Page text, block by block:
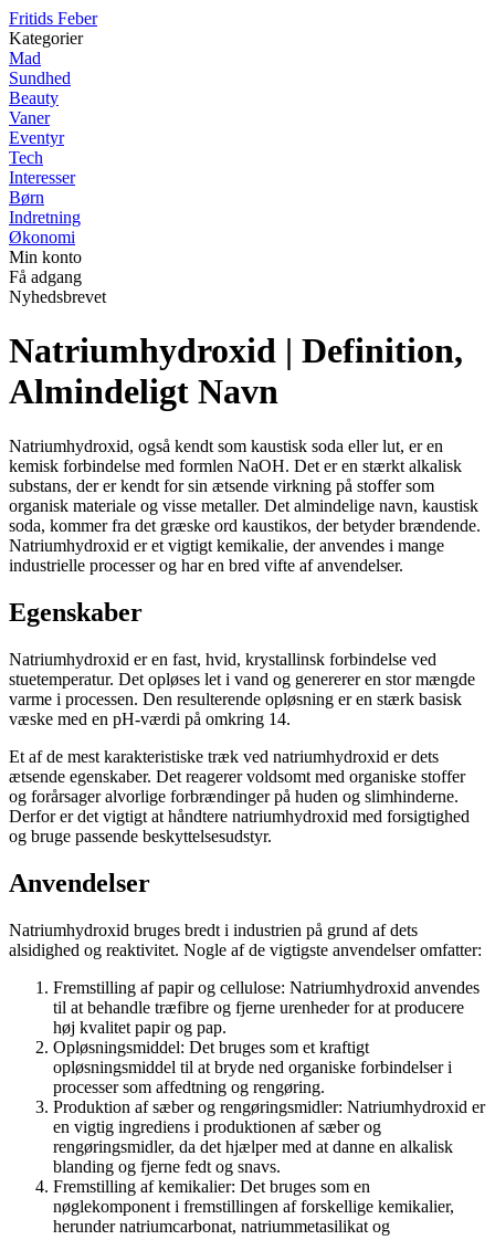
Fritids Feber
Kategorier
Mad
Sundhed
Beauty
Vaner
Eventyr
Tech
Interesser
Børn
Indretning
Økonomi
Min konto
Få adgang
Nyhedsbrevet
Natriumhydroxid | Definition,
Almindeligt Navn
Natriumhydroxid, også kendt som kaustisk soda eller lut, er en
kemisk forbindelse med formlen NaOH. Det er en stærkt alkalisk
substans, der er kendt for sin ætsende virkning på stoffer som
organisk materiale og visse metaller. Det almindelige navn, kaustisk
soda, kommer fra det græske ord kaustikos, der betyder brændende.
Natriumhydroxid er et vigtigt kemikalie, der anvendes i mange
industrielle processer og har en bred vifte af anvendelser.
Egenskaber
Natriumhydroxid er en fast, hvid, krystallinsk forbindelse ved
stuetemperatur. Det opløses let i vand og genererer en stor mængde
varme i processen. Den resulterende opløsning er en stærk basisk
væske med en pH-værdi på omkring 14.
Et af de mest karakteristiske træk ved natriumhydroxid er dets
ætsende egenskaber. Det reagerer voldsomt med organiske stoffer
og forårsager alvorlige forbrændinger på huden og slimhinderne.
Derfor er det vigtigt at håndtere natriumhydroxid med forsigtighed
og bruge passende beskyttelsesudstyr.
Anvendelser
Natriumhydroxid bruges bredt i industrien på grund af dets
alsidighed og reaktivitet. Nogle af de vigtigste anvendelser omfatter:
Fremstilling af papir og cellulose: Natriumhydroxid anvendes
til at behandle træfibre og fjerne urenheder for at producere
høj kvalitet papir og pap.
Opløsningsmiddel: Det bruges som et kraftigt
opløsningsmiddel til at bryde ned organiske forbindelser i
processer som affedtning og rengøring.
Produktion af sæber og rengøringsmidler: Natriumhydroxid er
en vigtig ingrediens i produktionen af sæber og
rengøringsmidler, da det hjælper med at danne en alkalisk
blanding og fjerne fedt og snavs.
Fremstilling af kemikalier: Det bruges som en
nøglekomponent i fremstillingen af forskellige kemikalier,
herunder natriumcarbonat, natriummetasilikat og